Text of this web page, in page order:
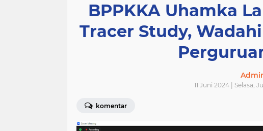
BPPKKA Uhamka
Tracer Study,
11 Juni 2024 | Selasa,
komentar